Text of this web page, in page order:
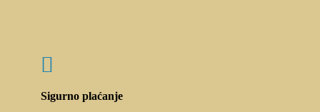

Sigurno plaćanje